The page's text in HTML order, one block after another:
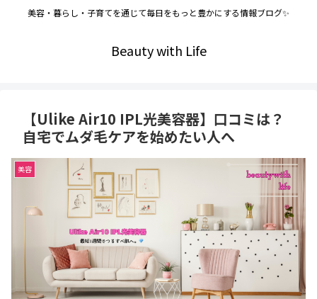
美容・暮らし・子育てを通じて毎日をもっと豊かにする情報ブログ✨
Beauty with Life
【Ulike Air10 IPL光美容器】口コミは？
自宅でムダ毛ケアを始めたい人へ
美容